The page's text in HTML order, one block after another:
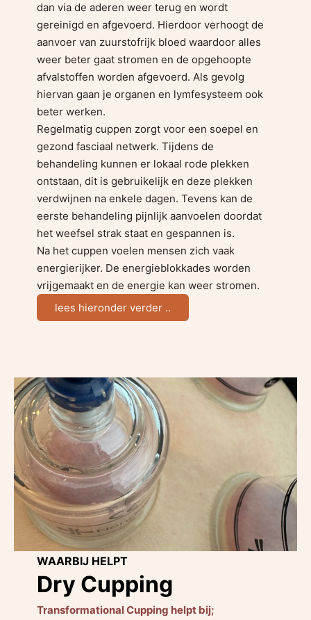
dan via de aderen weer terug en wordt
gereinigd en afgevoerd. Hierdoor verhoogt de
aanvoer van zuurstofrijk bloed waardoor alles
weer beter gaat stromen en de opgehoopte
afvalstoffen worden afgevoerd. Als gevolg
hiervan gaan je organen en lymfesysteem ook
beter werken.
Regelmatig cuppen zorgt voor een soepel en
gezond fasciaal netwerk. Tijdens de
behandeling kunnen er lokaal rode plekken
ontstaan, dit is gebruikelijk en deze plekken
verdwijnen na enkele dagen. Tevens kan de
eerste behandeling pijnlijk aanvoelen doordat
het weefsel strak staat en gespannen is.
Na het cuppen voelen mensen zich vaak
energierijker. De energieblokkades worden
vrijgemaakt en de energie kan weer stromen.
lees hieronder verder ..
WAARBIJ HELPT
Dry Cupping
Transformational Cupping helpt bij;